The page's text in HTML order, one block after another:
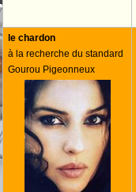
le chardon
à la recherche du standard
Gourou Pigeonneux